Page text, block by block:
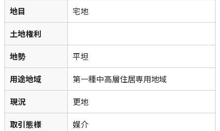
地目
宅地
土地権利
地勢
平坦
用途地域
第一種中高層住居専用地域
現況
更地
取引態様
媒介